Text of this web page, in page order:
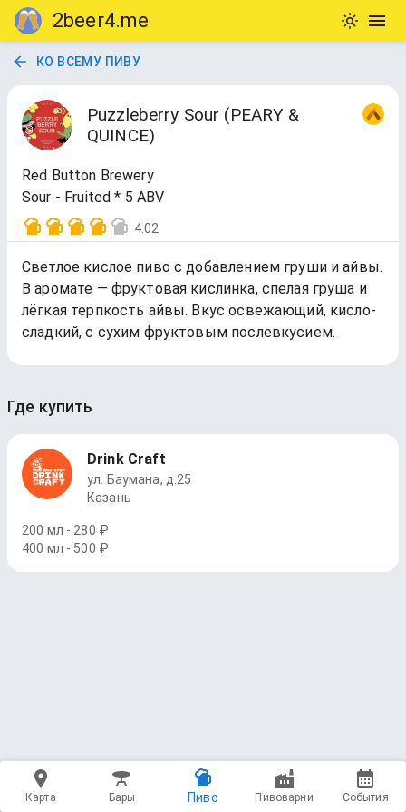
2beer4.me
КО ВСЕМУ ПИВУ
Puzzleberry Sour (PEARY &
QUINCE)
Red Button Brewery
Sour - Fruited * 5 ABV
4.02
Светлое кислое пиво с добавлением груши и айвы.
В аромате — фруктовая кислинка, спелая груша и
лёгкая терпкость айвы. Вкус освежающий, кисло-
сладкий, с сухим фруктовым послевкусием.
Где купить
Drink Craft
ул. Баумана, д.25
Казань
200 мл - 280 ₽
400 мл - 500 ₽
Карта Бары Пиво Пивоварни События